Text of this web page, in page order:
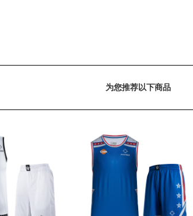
为您推荐以下商品